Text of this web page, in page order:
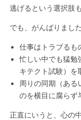
逃げるという選択肢
でも、がんばりました
仕事はトラブるも
忙しい中でも猛勉
キテクト試験）を
周りの同期（ある
のを横目に腐らず
正直にいうと、心の中